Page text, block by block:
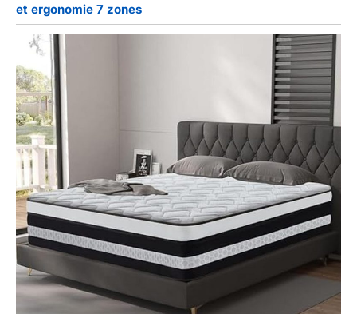
et ergonomie 7 zones